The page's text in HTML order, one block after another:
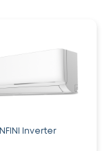
INFINI Inverter